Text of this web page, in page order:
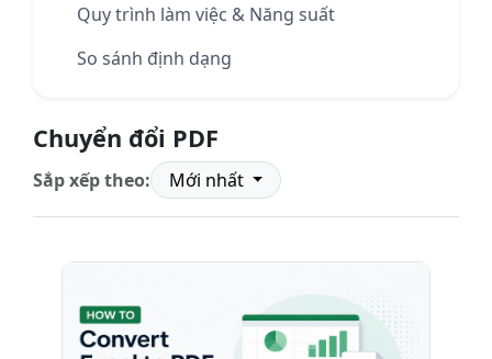
Quy trình làm việc & Năng suất
So sánh định dạng
Chuyển đổi PDF
Sắp xếp theo: Mới nhất